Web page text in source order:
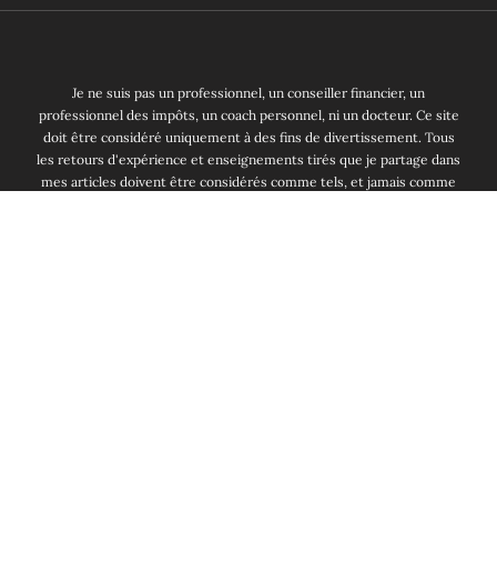
Je ne suis pas un professionnel, un conseiller financier, un
professionnel des impôts, un coach personnel, ni un docteur. Ce site
doit être considéré uniquement à des fins de divertissement. Tous
les retours d'expérience et enseignements tirés que je partage dans
mes articles doivent être considérés comme tels, et jamais comme